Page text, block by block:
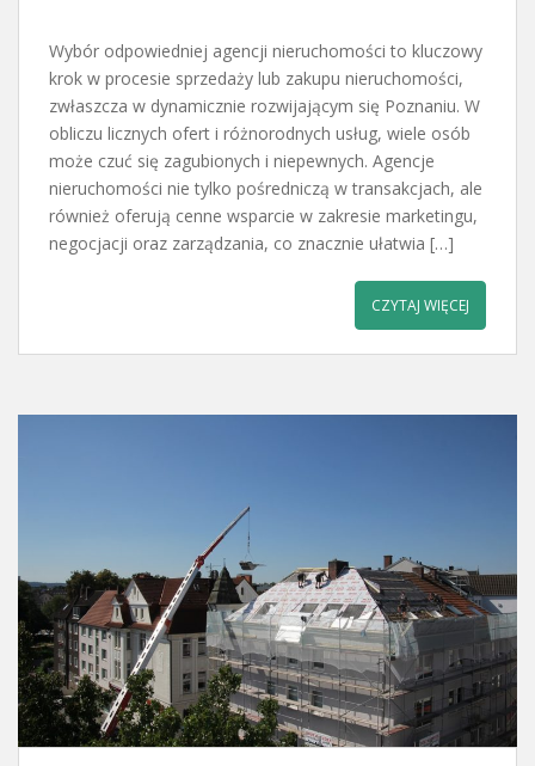
Wybór odpowiedniej agencji nieruchomości to kluczowy
krok w procesie sprzedaży lub zakupu nieruchomości,
zwłaszcza w dynamicznie rozwijającym się Poznaniu. W
obliczu licznych ofert i różnorodnych usług, wiele osób
może czuć się zagubionych i niepewnych. Agencje
nieruchomości nie tylko pośredniczą w transakcjach, ale
również oferują cenne wsparcie w zakresie marketingu,
negocjacji oraz zarządzania, co znacznie ułatwia […]
CZYTAJ WIĘCEJ